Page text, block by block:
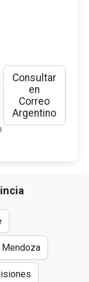
Consultar
en
Correo
Argentino
Mendoza